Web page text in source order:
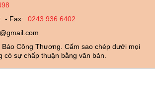
- Fax:
0243.936.6402
Báo Công Thương. Cấm sao chép dưới mọi
có sự chấp thuận bằng văn bản.